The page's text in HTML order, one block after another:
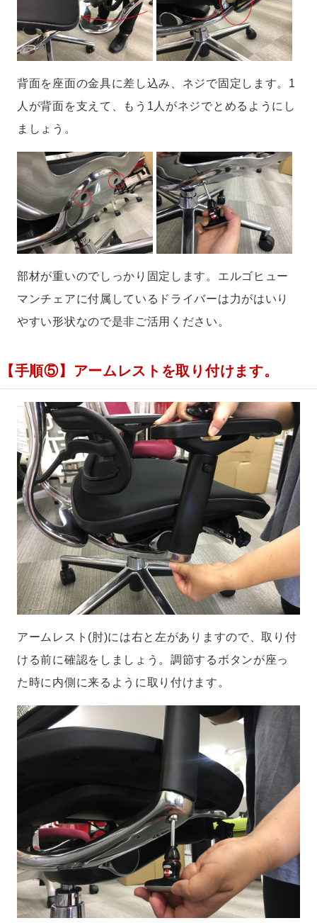
背面を座面の金具に差し込み、ネジで固定します。1
人が背面を支えて、もう1人がネジでとめるようにし
ましょう。
部材が重いのでしっかり固定します。エルゴヒュー
マンチェアに付属しているドライバーは力がはいり
やすい形状なので是非ご活用ください。
【手順⑤】アームレストを取り付けます。
アームレスト(肘)には右と左がありますので、取り付
ける前に確認をしましょう。調節するボタンが座っ
た時に内側に来るように取り付けます。